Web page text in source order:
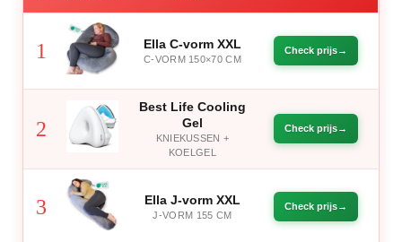
1 Ella C-vorm XXL
C-VORM 150×70 CM
Check prijs
2
Best Life Cooling
Gel
KNIEKUSSEN +
KOELGEL
Check prijs
3 Ella J-vorm XXL
J-VORM 155 CM
Check prijs